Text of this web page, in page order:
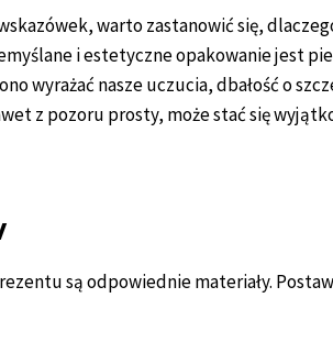
warto zastanowić się,
i estetyczne opakowanie jest
wyrażać nasze uczucia, dbałość o
z pozoru prosty, może stać się
są odpowiednie materiały.